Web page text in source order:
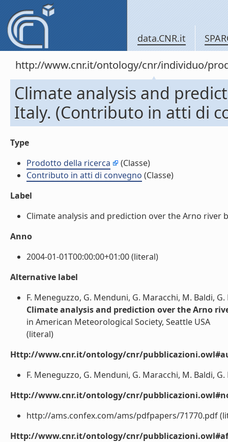
data.CNR.it
http://www.cnr.it/ontology/cnr/individuo/
Climate analysis and
Italy. (Contributo in atti di
Type
Prodotto della ricerca
(Classe)
Contributo in atti di convegno (Classe)
Label
Climate analysis and prediction over the Arno
Anno
2004-01-01T00:00:00+01:00 (literal)
Alternative label
F. Meneguzzo, G. Menduni, G. Maracchi, M. Baldi,
Climate analysis and prediction over the Arno
in American Meteorological Society, Seattle USA
(literal)
Http://www.cnr.it/ontology/cnr/
F. Meneguzzo, G. Menduni, G. Maracchi, M. Baldi,
Http://www.cnr.it/ontology/cnr/
http://ams.confex.com/ams/pdfpapers/71770.pdf
Http://www.cnr.it/ontology/cnr/